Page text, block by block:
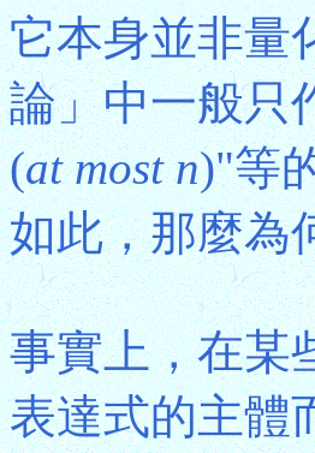
它本身並非量
論」中一般只
(at most n)"等
如此，那麼為
事實上，在某
表達式的主體